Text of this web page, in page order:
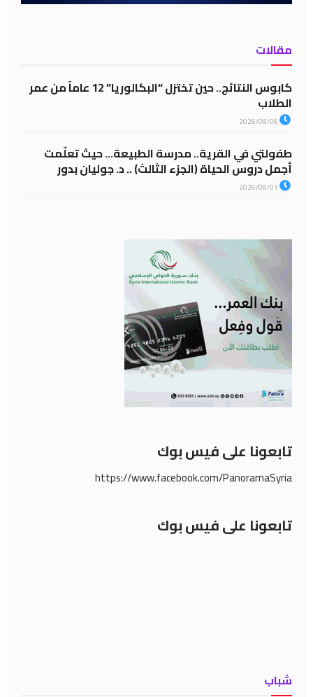
مقالات
كابوس النتائج.. حين تختزل “البكالوريا” 12 عاماً من عمر
الطلاب
طفولتي في القرية.. مدرسة الطبيعة… حيث تعلّمت
أجمل دروس الحياة (الجزء الثالث) .. د. جوليان بدور
تابعونا على فيس بوك
https://www.facebook.com/PanoramaSyria
تابعونا على فيس بوك
شباب